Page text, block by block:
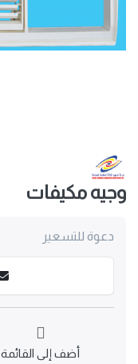
وجيه مكيفات
دعوة للتسعير
أضف إلى القائمة